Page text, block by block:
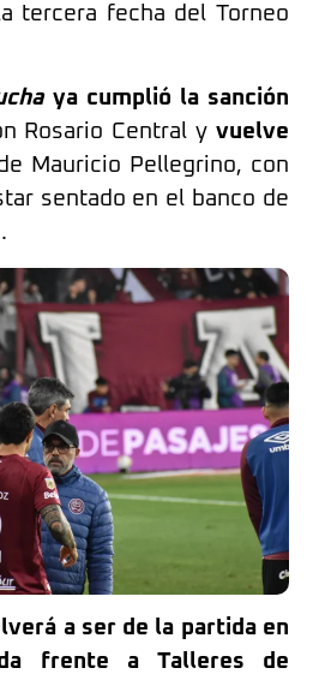
tercera fecha del Torneo
ya cumplió la sanción
Rosario Central y vuelve
Mauricio Pellegrino, con
sentado en el banco de
a ser de la partida en
frente a Talleres de